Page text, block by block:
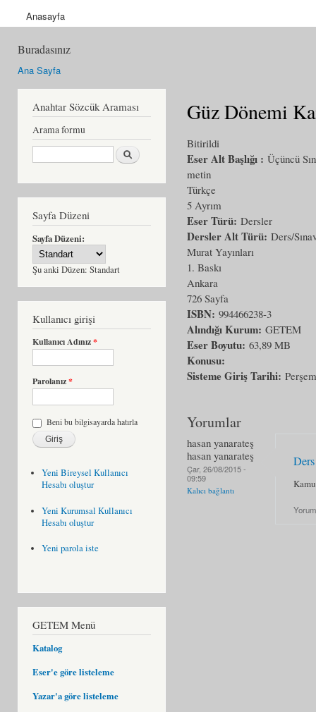
Anasayfa
Buradasınız
Ana Sayfa
Anahtar Sözcük Araması
Arama formu
Ara
Sayfa Düzeni
Sayfa Düzeni:
Şu anki Düzen: Standart
Kullanıcı girişi
Kullanıcı Adınız*
Parolanız*
Beni bu bilgisayarda hatırla
Yeni Bireysel Kullanıcı
Hesabı oluştur
Yeni Kurumsal Kullanıcı
Hesabı oluştur
Yeni parola iste
GETEM Menü
Katalog
Eser'e göre listeleme
Yazar'a göre listeleme
Güz Dönemi
Bitirildi
Eser Alt Başlığı : Üçüncü
metin
Türkçe
5 Ayrım
Eser Türü: Dersler
Dersler Alt Türü: Ders/
Murat Yayınları
1. Baskı
Ankara
726 Sayfa
ISBN: 994466238-3
Alındığı Kurum: GETEM
Eser Boyutu: 63,89 MB
Konusu:
Sisteme Giriş Tarihi:
Yorumlar
hasan yanarateş
hasan yanarateş
Çar, 26/08/2015 -
09:59
Kalıcı bağlantı